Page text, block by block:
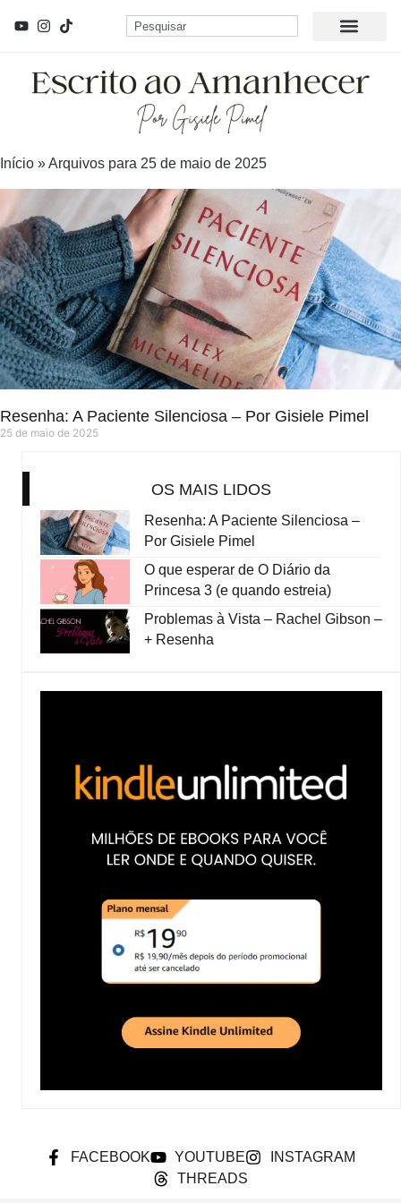
Início »Arquivos para 25 de maio de 2025
Resenha: A Paciente Silenciosa – Por Gisiele Pimel
25 de maio de 2025
OS MAIS LIDOS
Resenha: A Paciente Silenciosa –
Por Gisiele Pimel
O que esperar de O Diário da
Princesa 3 (e quando estreia)
Problemas à Vista – Rachel Gibson –
+ Resenha
FACEBOOK YOUTUBE
INSTAGRAM
THREADS